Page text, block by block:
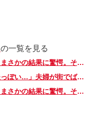
の一覧を見る
腹痛で受診したら、まさかの結果に驚愕。そんな原因、知りたくなかった…【むすこと私のやんごとなき日常・セレクション】
「前から来る人、夫っぽい…」夫婦が街でばったり会った。皆さんなら、どんな反応をしますか？【むすこと私のやんごとなき日常・セレクション】
腹痛で受診したら、まさかの結果に驚愕。そんな原因、知りたくなかった…【むすこと私のやんごとなき日常・セレクション】